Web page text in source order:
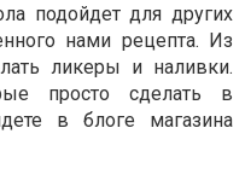
подойдет для других
нами рецепта. Из
ликеры и наливки.
просто сделать в
в блоге магазина